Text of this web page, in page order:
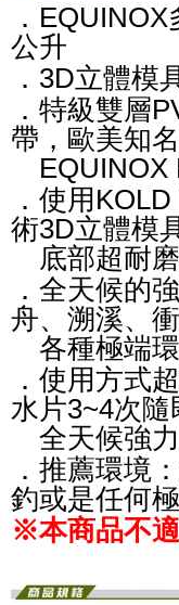
．
公升
．3D立體模
．特級雙層
帶，歐美知
EQUINOX
．使用
術3D立體模
底部超耐
．全天候的
舟、溯溪、
各種極端
．使用方式
水片3~4次
全天候強
．推薦環境
釣或是任何
※本商品不